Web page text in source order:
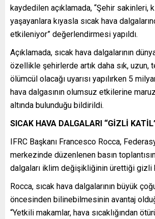
kaydedilen açıklamada, “Şehir sakinleri,
yaşayanlara kıyasla sıcak hava
etkileniyor” değerlendirmesi yapıldı.
Açıklamada, sıcak hava dalgalarının
özellikle şehirlerde artık daha sık, uzun,
ölümcül olacağı uyarısı yapılırken 5
hava dalgasının olumsuz etkilerine
altında bulunduğu bildirildi.
SICAK HAVA DALGALARI “GİZLİ
IFRC Başkanı Francesco Rocca,
merkezinde düzenlenen basın
dalgaları iklim değişikliğinin ürettiği gizli
Rocca, sıcak hava dalgalarının büyük
öncesinden bilinebilmesinin avantaj
“Yetkili makamlar, hava sıcaklığından